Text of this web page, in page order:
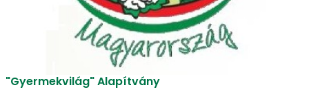
"Gyermekvilág" Alapítvány